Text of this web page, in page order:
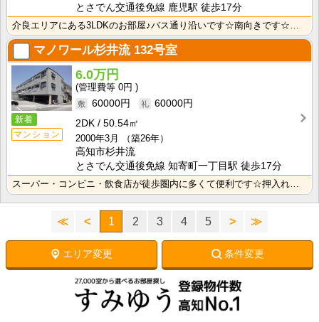
とさでん交通後免線 鹿児駅 徒歩17分
介良エリアにある3LDKのお部屋♪バス通り沿いです☆南向きです☆近くにコンビニがあり、ちょっとお買い･･･
マノワール杉井流132号室
新着
マンション
6.0万円
0円
60000円
60000円
2DK
50.54㎡
2000年3月
（築26年）
高知市杉井流
とさでん交通後免線 知寄町一丁目駅 徒歩17分
スーパー・コンビニ・飲食店が徒歩圏内に多くて便利です☆押入れが各部屋にあるのでお部屋がすっきり片付き･･･
≪ < 1 2 3 4 5 > ≫
エリア変更 条件変更